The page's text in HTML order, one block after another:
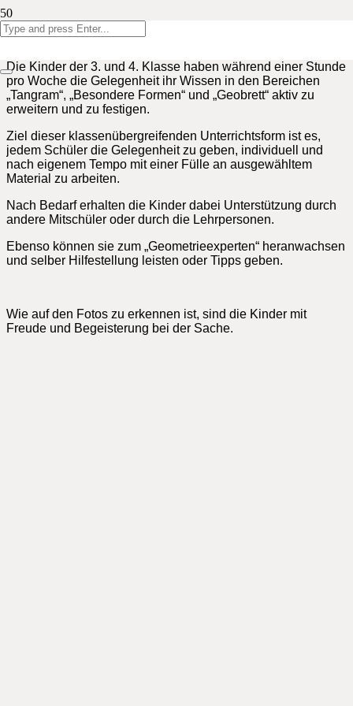
Im September startete die Mittelstufe in gemischten Gruppen
ein Geometrieatelier der besonderen Art.
Die Kinder der 3. und 4. Klasse haben während einer Stunde
pro Woche die Gelegenheit ihr Wissen in den Bereichen
„Tangram“, „Besondere Formen“ und „Geobrett“ aktiv zu
erweitern und zu festigen.
Ziel dieser klassenübergreifenden Unterrichtsform ist es,
jedem Schüler die Gelegenheit zu geben, individuell und
nach eigenem Tempo mit einer Fülle an ausgewähltem
Material zu arbeiten.
Nach Bedarf erhalten die Kinder dabei Unterstützung durch
andere Mitschüler oder durch die Lehrpersonen.
Ebenso können sie zum „Geometrieexperten“ heranwachsen
und selber Hilfestellung leisten oder Tipps geben.
Wie auf den Fotos zu erkennen ist, sind die Kinder mit
Freude und Begeisterung bei der Sache.